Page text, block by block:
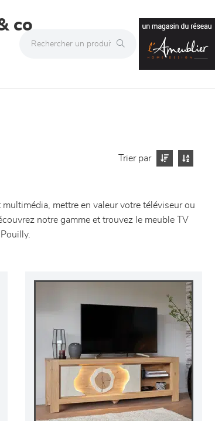
co
Trier par
mettre en valeur votre téléviseur ou
notre gamme et trouvez le meuble TV